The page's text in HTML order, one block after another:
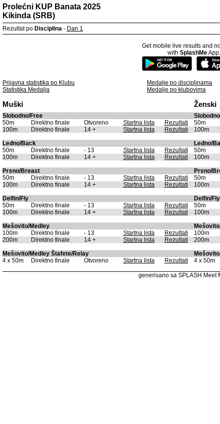
Prolećni KUP Banata 2025
Kikinda (SRB)
Rezultat po Disciplina - Dan 1
Get mobile live results and
with SplashMeApp.
Prijavna statistika po Klubu
Medalje po disciplinama
Statistika Medalja
Medalje po klubovima
Muški Ženski
Slobodno/Free
50m
Direktno finale Otvoreno Startna lista Rezultati
50m
100m
Direktno finale 14 + Startna lista Rezultati
100m
Leđno/Back
Leđno/
50m
Direktno finale - 13 Startna lista Rezultati
50m
100m
Direktno finale 14 + Startna lista Rezultati
100m
Prsno/Breast
Prsno/
50m
Direktno finale - 13 Startna lista Rezultati
50m
100m
Direktno finale 14 + Startna lista Rezultati
100m
Delfin/Fly
Delfin/Fly
50m
Direktno finale - 13 Startna lista Rezultati
50m
100m
Direktno finale 14 + Startna lista Rezultati
100m
Mešovito/Medley
100m
Direktno finale - 13 Startna lista Rezultati
100m
200m
Direktno finale 14 + Startna lista Rezultati
200m
Mešovito/Medley Štafete/Relay
4 x 50m
Direktno finale Otvoreno Startna lista Rezultati 4 x 50m
generisano sa SPLASH Meet